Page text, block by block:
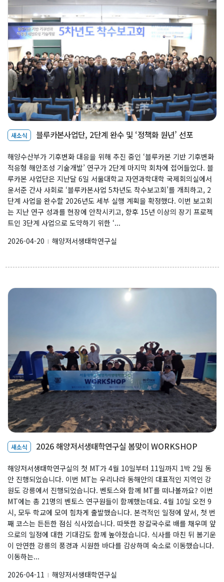
새소식 블루카본사업단, 2단계 완수 및 ‘정책화 원년’ 선포
해양수산부가 기후변화 대응을 위해 추진 중인 ‘블루카본 기반 기후변화
적응형 해안조성 기술개발’ 연구가 2단계 마지막 회차에 접어들었다. 블
루카본 사업단은 지난달 6일 서울대학교 자연과학대학 국제회의실에서
윤서준 간사 사회로 ‘블루카본사업 5차년도 착수보고회’를 개최하고, 2
단계 사업을 완수할 2026년도 세부 실행 계획을 확정했다. 이번 보고회
는 지난 연구 성과를 현장에 안착시키고, 향후 15년 이상의 장기 프로젝
트인 3단계 사업으로 도약하기 위한 ‘...
2026-04-20
해양저서생태학연구실
새소식 2026 해양저서생태학연구실 봄맞이 WORKSHOP
해양저서생태학연구실의 첫 MT가 4월 10일부터 11일까지 1박 2일 동
안 진행되었습니다. 이번 MT는 우리나라 동해안의 대표적인 지역인 강
원도 강릉에서 진행되었습니다. 벤토스와 함께 MT를 떠나볼까요? 이번
MT에는 총 21명의 벤토스 연구원들이 함께했는데요. 4월 10일 오전 9
시, 모두 학교에 모여 힘차게 출발했습니다. 본격적인 일정에 앞서, 첫 번
째 코스는 든든한 점심 식사였습니다. 따뜻한 장칼국수로 배를 채우며 앞
으로의 일정에 대한 기대감도 함께 높아졌습니다. 식사를 마친 뒤 봄기운
이 만연한 강릉의 풍경과 시원한 바다를 감상하며 숙소로 이동했습니다.
이동하는...
2026-04-11
해양저서생태학연구실